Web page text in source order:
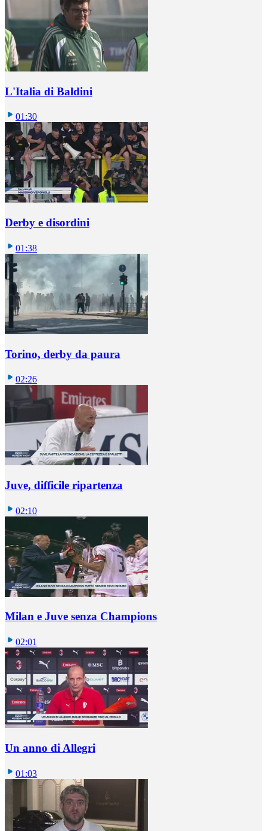
L'Italia di Baldini
01:30
Derby e disordini
01:38
Torino, derby da paura
02:26
Juve, difficile ripartenza
02:10
Milan e Juve senza Champions
02:01
Un anno di Allegri
01:03